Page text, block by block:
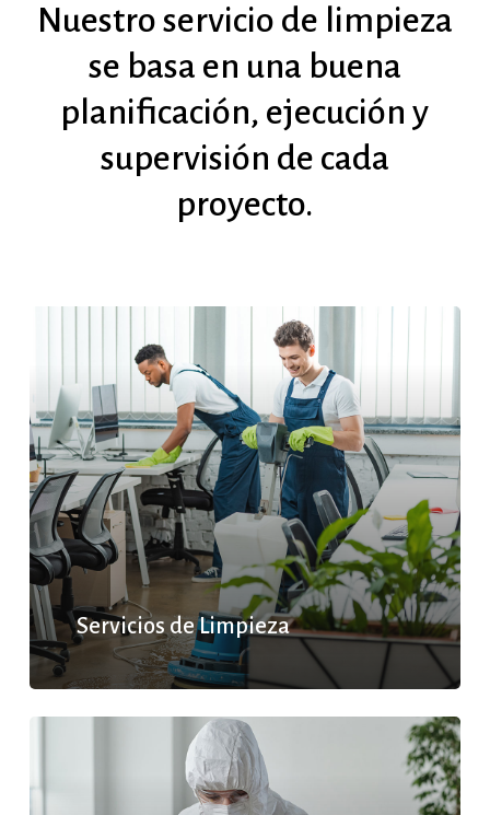
Nuestro servicio de limpieza
se basa en una buena
planificación, ejecución y
supervisión de cada
proyecto.
Servicios de Limpieza